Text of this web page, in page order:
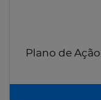
Plano de